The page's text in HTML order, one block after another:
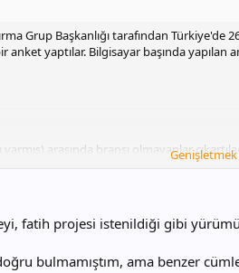
Grup Başkanlığı tarafından
yaptılar. Bilgisayar başında
arasında branşı olmayanlar
Genel kanı bu yönde. (Anket sonucu)
arasındaki çelişkileri sorunca cevabı şu
yönünde idi.
Genişletmek
fatih projesi istenildiği gibi
bulmamıştım, ama benzer